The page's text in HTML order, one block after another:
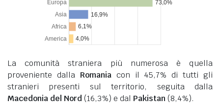
La comunità straniera più numerosa è quella
proveniente dalla Romaniacon il 45,7% di tutti gli
stranieri presenti sul territorio, seguita dalla
Macedonia del Nord(16,3%) e dal Pakistan(8,4%).